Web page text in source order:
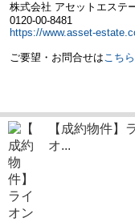
株式会社 アセットエステ
0120-00-8481
https://www.asset-
ご要望・お問合せはこちら
【成約物件】
オ...